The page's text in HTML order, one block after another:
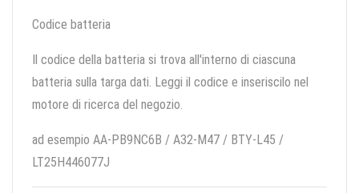
Codice batteria
Il codice della batteria si trova all'interno di ciascuna
batteria sulla targa dati. Leggi il codice e inseriscilo nel
motore di ricerca del negozio.
ad esempio AA-PB9NC6B / A32-M47 / BTY-L45 /
LT25H446077J